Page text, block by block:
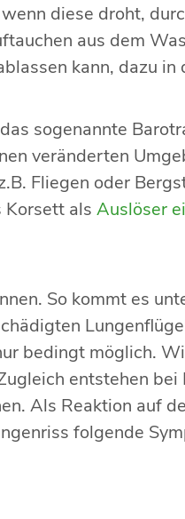
diese droht,
aus dem
kann, dazu in
sogenannte
veränderten
Fliegen oder
als Auslöser
So kommt es
bedingt möglich.
entstehen
Als Reaktion auf
folgende